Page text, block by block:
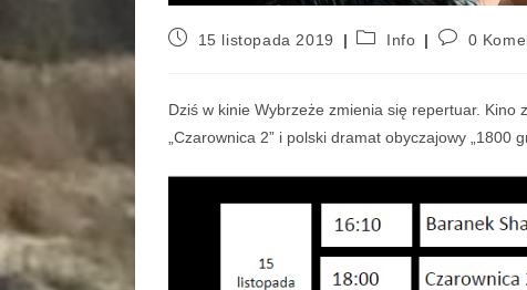
15 listopada 2019 Info 0
Dziś w kinie Wybrzeże zmienia się repertuar. Kino
„Czarownica 2” i polski dramat obyczajowy „1800